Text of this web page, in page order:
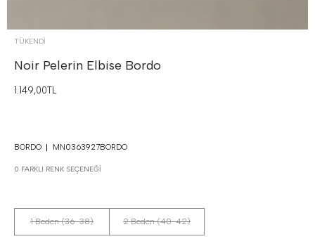
TÜKENDI
Noir Pelerin Elbise Bordo
1.149,00TL
BORDO MN0363927BORDO
0 FARKLI RENK SEÇENEĞI
1 Beden (36-38) 2 Beden (40-42)